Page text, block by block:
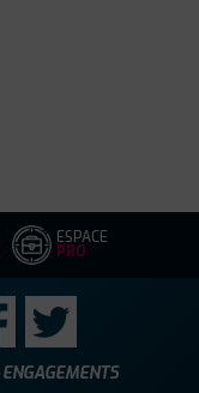
ESPACE
PRO
ENGAGEMENTS